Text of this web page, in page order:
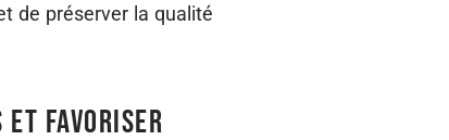
de préserver la qualité
et favoriser